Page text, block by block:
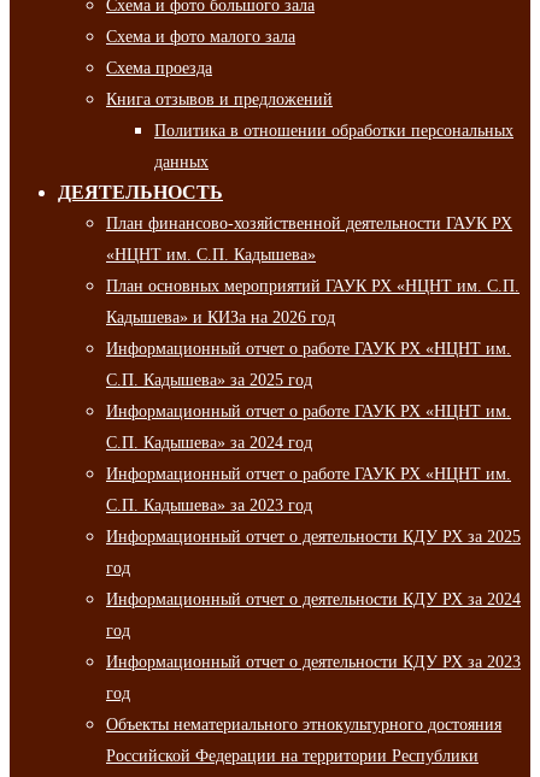
Схема и фото большого зала
Схема и фото малого зала
Схема проезда
Книга отзывов и предложений
Политика в отношении обработки персональных
данных
ДЕЯТЕЛЬНОСТЬ
План финансово-хозяйственной деятельности ГАУК РХ
«НЦНТ им. С.П. Кадышева»
План основных мероприятий ГАУК РХ «НЦНТ им. С.П.
Кадышева» и КИЗа на 2026 год
Информационный отчет о работе ГАУК РХ «НЦНТ им.
С.П. Кадышева» за 2025 год
Информационный отчет о работе ГАУК РХ «НЦНТ им.
С.П. Кадышева» за 2024 год
Информационный отчет о работе ГАУК РХ «НЦНТ им.
С.П. Кадышева» за 2023 год
Информационный отчет о деятельности КДУ РХ за 2025
год
Информационный отчет о деятельности КДУ РХ за 2024
год
Информационный отчет о деятельности КДУ РХ за 2023
год
Объекты нематериального этнокультурного достояния
Российской Федерации на территории Республики